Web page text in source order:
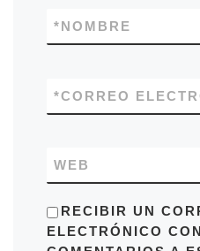
NOMBRE
*
CORREO
*
WEB
RECIBIR UN
ELECTRÓNICO